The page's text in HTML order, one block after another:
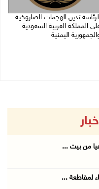
تدين الهجمات الصاروخية
المملكة العربية السعودية
اليمنية
من بيت ...
لمقاطعة ...